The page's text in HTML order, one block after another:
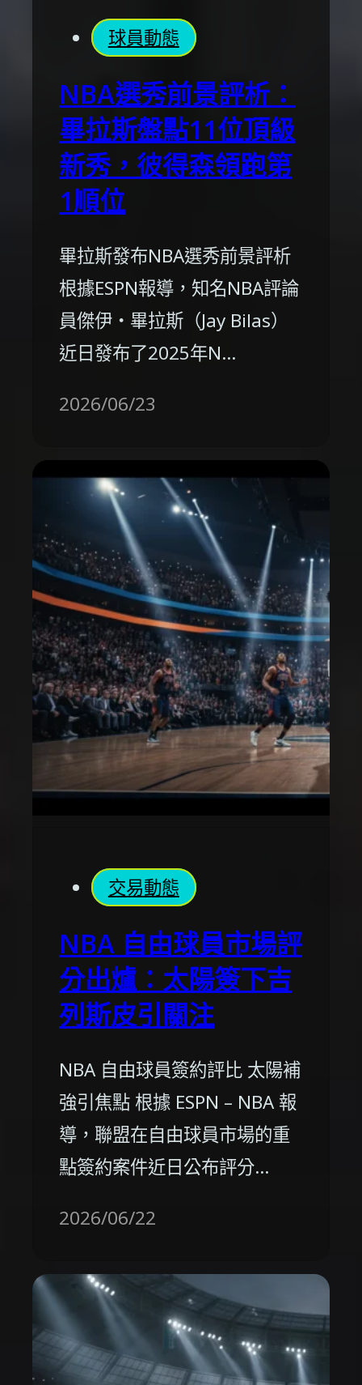
球員動態
NBA選秀前景評析：
畢拉斯盤點11位頂級
新秀，彼得森領跑第
1順位
畢拉斯發布NBA選秀前景評析
根據ESPN報導，知名NBA評論
員傑伊‧畢拉斯（Jay Bilas）
近日發布了2025年N…
2026/06/23
交易動態
NBA 自由球員市場評
分出爐：太陽簽下吉
列斯皮引關注
NBA 自由球員簽約評比 太陽補
強引焦點 根據 ESPN – NBA 報
導，聯盟在自由球員市場的重
點簽約案件近日公布評分…
2026/06/22